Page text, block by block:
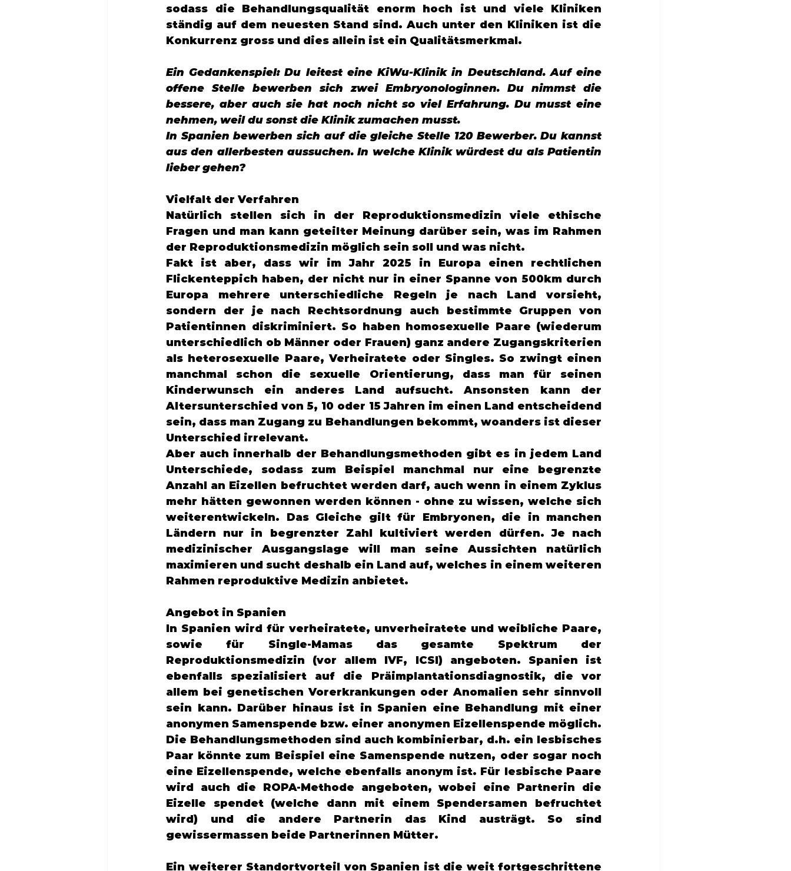
sodass die Behandlungsqualität enorm hoch ist und viele Kliniken
ständig auf dem neuesten Stand sind. Auch unter den Kliniken ist die
Konkurrenz gross und dies allein ist ein Qualitätsmerkmal.
Ein Gedankenspiel: Du leitest eine KiWu-Klinik in Deutschland. Auf eine
offene Stelle bewerben sich zwei Embryonologinnen. Du nimmst die
bessere, aber auch sie hat noch nicht so viel Erfahrung. Du musst eine
nehmen, weil du sonst die Klinik zumachen musst.
In Spanien bewerben sich auf die gleiche Stelle 120 Bewerber. Du kannst
aus den allerbesten aussuchen. In welche Klinik würdest du als Patientin
lieber gehen?
Vielfalt der Verfahren
Natürlich stellen sich in der Reproduktionsmedizin viele ethische
Fragen und man kann geteilter Meinung darüber sein, was im Rahmen
der Reproduktionsmedizin möglich sein soll und was nicht.
Fakt ist aber, dass wir im Jahr 2025 in Europa einen rechtlichen
Flickenteppich haben, der nicht nur in einer Spanne von 500km durch
Europa mehrere unterschiedliche Regeln je nach Land vorsieht,
sondern der je nach Rechtsordnung auch bestimmte Gruppen von
Patientinnen diskriminiert. So haben homosexuelle Paare (wiederum
unterschiedlich ob Männer oder Frauen) ganz andere Zugangskriterien
als heterosexuelle Paare, Verheiratete oder Singles. So zwingt einen
manchmal schon die sexuelle Orientierung, dass man für seinen
Kinderwunsch ein anderes Land aufsucht. Ansonsten kann der
Altersunterschied von 5, 10 oder 15 Jahren im einen Land entscheidend
sein, dass man Zugang zu Behandlungen bekommt, woanders ist dieser
Unterschied irrelevant.
Aber auch innerhalb der Behandlungsmethoden gibt es in jedem Land
Unterschiede, sodass zum Beispiel manchmal nur eine begrenzte
Anzahl an Eizellen befruchtet werden darf, auch wenn in einem Zyklus
mehr hätten gewonnen werden können - ohne zu wissen, welche sich
weiterentwickeln. Das Gleiche gilt für Embryonen, die in manchen
Ländern nur in begrenzter Zahl kultiviert werden dürfen. Je nach
medizinischer Ausgangslage will man seine Aussichten natürlich
maximieren und sucht deshalb ein Land auf, welches in einem weiteren
Rahmen reproduktive Medizin anbietet.
Angebot in Spanien
In Spanien wird für verheiratete, unverheiratete und weibliche Paare,
sowie für Single-Mamas das gesamte Spektrum der
Reproduktionsmedizin (vor allem IVF, ICSI) angeboten. Spanien ist
ebenfalls spezialisiert auf die Präimplantationsdiagnostik, die vor
allem bei genetischen Vorerkrankungen oder Anomalien sehr sinnvoll
sein kann. Darüber hinaus ist in Spanien eine Behandlung mit einer
anonymen Samenspende bzw. einer anonymen Eizellenspende möglich.
Die Behandlungsmethoden sind auch kombinierbar, d.h. ein lesbisches
Paar könnte zum Beispiel eine Samenspende nutzen, oder sogar noch
eine Eizellenspende, welche ebenfalls anonym ist. Für lesbische Paare
wird auch die ROPA-Methode angeboten, wobei eine Partnerin die
Eizelle spendet (welche dann mit einem Spendersamen befruchtet
wird) und die andere Partnerin das Kind austrägt. So sind
gewissermassen beide Partnerinnen Mütter.
Ein weiterer Standortvorteil von Spanien ist die weit fortgeschrittene